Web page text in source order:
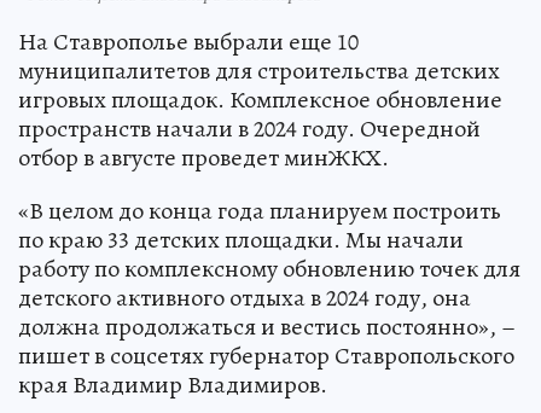
На Ставрополье выбрали еще 10
муниципалитетов для строительства детских
игровых площадок. Комплексное обновление
пространств начали в 2024 году. Очередной
отбор в августе проведет минЖКХ.
«В целом до конца года планируем построить
по краю 33 детских площадки. Мы начали
работу по комплексному обновлению точек для
детского активного отдыха в 2024 году, она
должна продолжаться и вестись постоянно», –
пишет в соцсетях губернатор Ставропольского
края Владимир Владимиров.